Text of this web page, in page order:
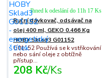
Ruční dávkovač, odsávač na
olej 400 ml, GEKO 0.466 Kg
HOBY Sklad3 G01152
G01152 Používá se k vstřikování
nebo sání oleje z obtížně
přístup...
208 Kč/Ks
Ihned k odeslání do 11h 17 Ks